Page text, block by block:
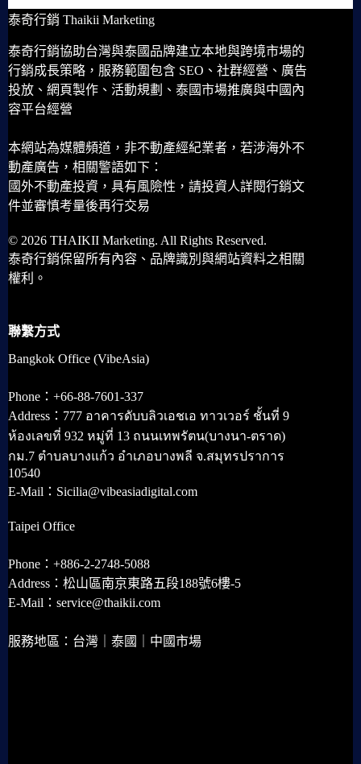
泰奇行銷 Thaikii Marketing
泰奇行銷協助台灣與泰國品牌建立本地與跨境市場的
行銷成長策略，服務範圍包含 SEO、社群經營、廣告
投放、網頁製作、活動規劃、泰國市場推廣與中國內
容平台經營
本網站為媒體頻道，非不動產經紀業者，若涉海外不
動產廣告，相關警語如下：
國外不動產投資，具有風險性，請投資人詳閱行銷文
件並審慎考量後再行交易
© 2026 THAIKII Marketing. All Rights Reserved.
泰奇行銷保留所有內容、品牌識別與網站資料之相關
權利。
聯繫方式
Bangkok Office (VibeAsia)
Phone：+66-88-7601-337
Address：777 อาคารดับบลิวเอชเอ ทาวเวอร์ ชั้นที่ 9
ห้องเลขที่ 932 หมู่ที่ 13 ถนนเทพรัตน(บางนา-ตราด)
กม.7 ตำบลบางแก้ว อำเภอบางพลี จ.สมุทรปราการ
10540
E-Mail：Sicilia@vibeasiadigital.com
Taipei Office
Phone：+886-2-2748-5088
Address：松山區南京東路五段188號6樓-5
E-Mail：service@thaikii.com
服務地區：台灣｜泰國｜中國市場